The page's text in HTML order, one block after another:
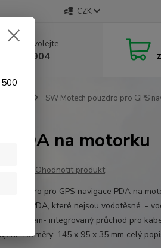
CZK
rady? Zavolejte.
641 904
SW Motech pouzdro pro GPS
PDA na motorku
Ohodnotit produkt
pouzdro pro GPS navigace PDA na
a PDA, které nejsou vodotěsné. -
zipem- integrovaný průchod pro
rozměry: 145 x 95 x 35 mm celý